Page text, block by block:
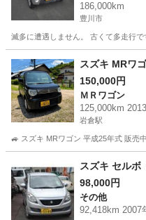
186,000km
豊川市
滅多に遭遇しません。 古くて多走行
愛知 豊川市 Kei
スズキ MRワ
150,000円
ＭＲワゴン
125,000km
岩倉駅
🚙 スズキ MRワゴン 平成25年式 販売
岩倉駅 Ｍ
スズキ セルボ
98,000円
その他
92,418km 2007